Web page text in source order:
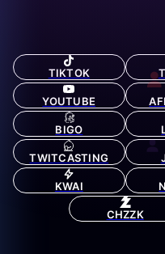
TIKTOK
YOUTUBE
BIGO
TWITCASTING
KWAI
CHZZK